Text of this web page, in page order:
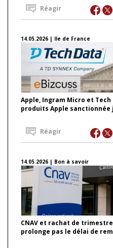
Réagir
14.05.2026 | Ile de France
Apple, Ingram Micro et
produits Apple sanctionnée
Réagir
14.05.2026 | Bon à savoir
CNAV et rachat de
prolonge pas le délai de